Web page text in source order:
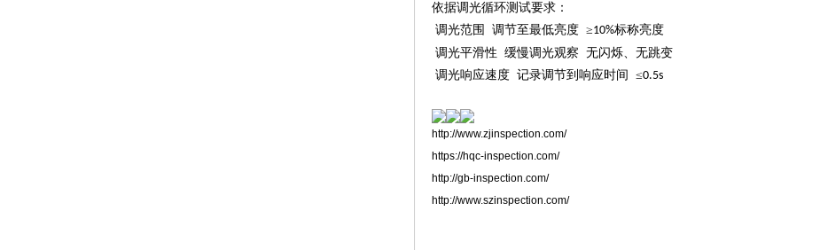
依据调光循环测试要求：
调光范围
调节至最低亮度 ≥10%标称亮度
调光平滑性 缓慢调光观察 无闪烁、无跳变
调光响应速度 记录调节到响应时间 ≤0.5s
http://www.zjinspection.com/
https://hqc-inspection.com/
http://gb-inspection.com/
http://www.szinspection.com/